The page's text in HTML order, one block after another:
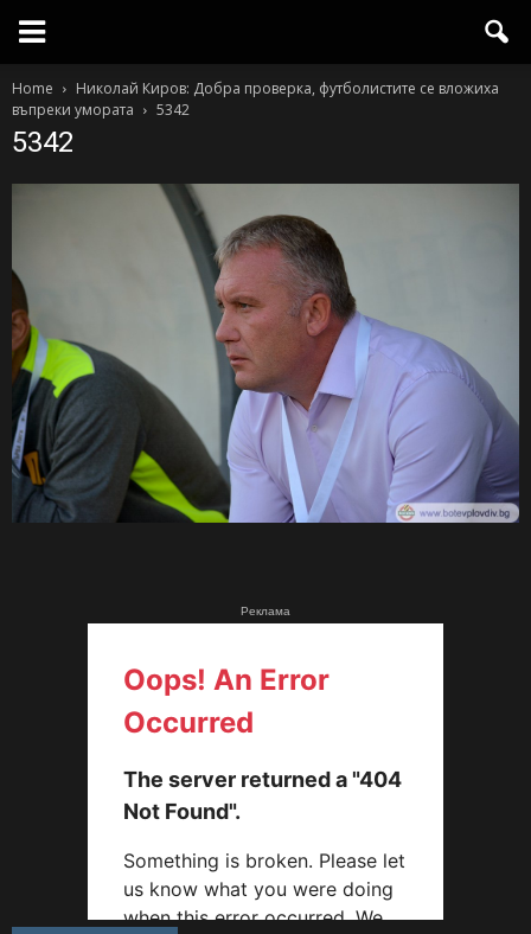
Home
Николай Киров: Добра проверка, футболистите се вложиха
въпреки умората
5342
5342
Реклама